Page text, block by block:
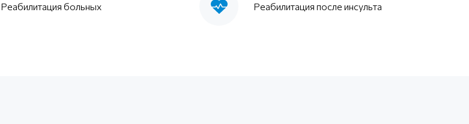
Реабилитация больных Реабилитация после инсульта